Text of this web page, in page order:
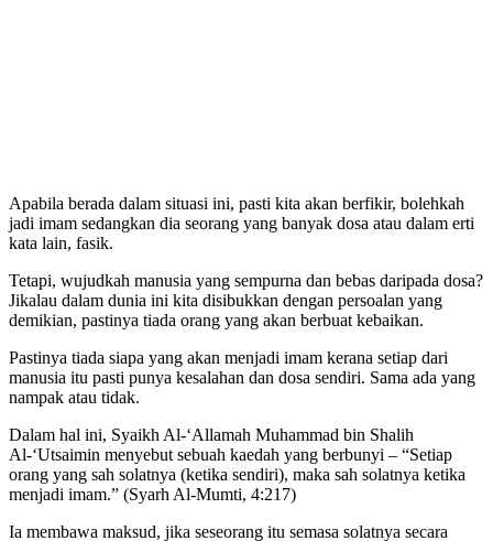
Apabila berada dalam situasi ini, pasti kita akan berfikir, bolehkah
jadi imam sedangkan dia seorang yang banyak dosa atau dalam erti
kata lain, fasik.
Tetapi, wujudkah manusia yang sempurna dan bebas daripada dosa?
Jikalau dalam dunia ini kita disibukkan dengan persoalan yang
demikian, pastinya tiada orang yang akan berbuat kebaikan.
Pastinya tiada siapa yang akan menjadi imam kerana setiap dari
manusia itu pasti punya kesalahan dan dosa sendiri. Sama ada yang
nampak atau tidak.
Dalam hal ini, Syaikh Al-‘Allamah Muhammad bin Shalih
Al-‘Utsaimin menyebut sebuah kaedah yang berbunyi – “Setiap
orang yang sah solatnya (ketika sendiri), maka sah solatnya ketika
menjadi imam.” (Syarh Al-Mumti, 4:217)
Ia membawa maksud, jika seseorang itu semasa solatnya secara